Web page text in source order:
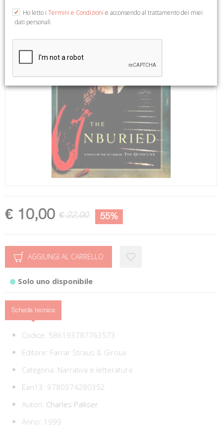
€ 10,00 € 22,00 55%
AGGIUNGI AL CARRELLO
Solo uno disponibile
Scheda tecnica
Codice: 586193787763573
Editore: Farrar Straus & Giroux
Categoria: Narrativa e letteratura
Ean13: 9780374280352
Autori: Charles Palliser
Anno: 1999
Ho letto i Termini e Condizioni e acconsendo al trattamento dei miei
dati personali